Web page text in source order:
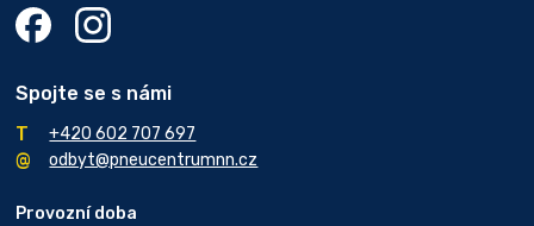
Spojte se s námi
+420 602 707 697
odbyt@pneucentrumnn.cz
Provozní doba